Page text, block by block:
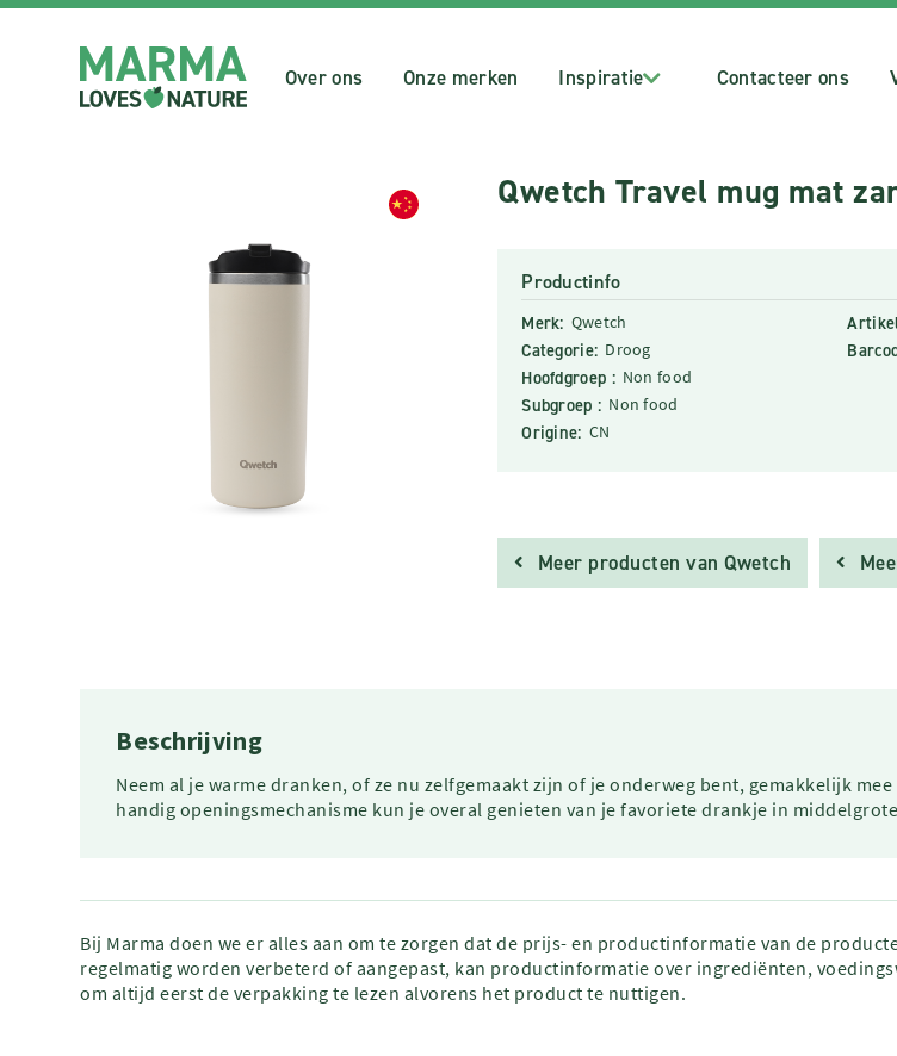
Over ons Onze merken Inspiratie Contacteer ons
Qwetch Travel mug mat
Productinfo
Merk: Qwetch
Categorie: Droog
Hoofdgroep : Non food
Subgroep : Non food
Origine: CN
Meer producten van Qwetch
Beschrijving
Neem al je warme dranken, of ze nu zelfgemaakt zijn of je onderweg bent, gemakkelijk
handig openingsmechanisme kun je overal genieten van je favoriete drankje in
Bij Marma doen we er alles aan om te zorgen dat de prijs- en productinformatie van de
regelmatig worden verbeterd of aangepast, kan productinformatie over ingrediënten,
om altijd eerst de verpakking te lezen alvorens het product te nuttigen.